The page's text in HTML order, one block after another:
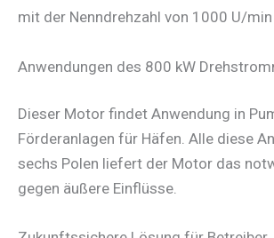
mit der Nenndrehzahl von 1000 U/
Anwendungen des 800 kW
Dieser Motor findet Anwendung in
Förderanlagen für Häfen. Alle diese
sechs Polen liefert der Motor das
gegen äußere Einflüsse.